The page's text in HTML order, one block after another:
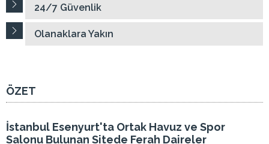
24/7 Güvenlik
Olanaklara Yakın
ÖZET
İstanbul Esenyurt'ta Ortak Havuz ve Spor
Salonu Bulunan Sitede Ferah Daireler